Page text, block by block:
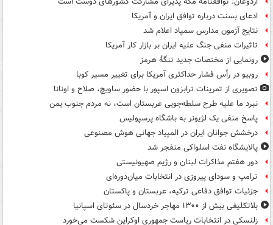
ادعای بسنت درباره توافق ایران و آمریکا
نتایج آزمون مدارس سمپاد اعلام شد
تاثیرات منفی جنگ علیه ایران بر بازار کار آمریکا
رونمایی از مختصات جدید تنگۀ هرمز
روبیو در رأس فشار حداکثری آمریکا برای تغییر مسیر کوبا
تصویری از تمرینات ترابزون اسپور با حضور ساویچ، صلاح و اونانا
نبرد ما علیه طرح سلطه‌جویی عربستان است، نه مردم جنوب یمن
پاسخ منفی یک لژیونر به باشگاه پرسپولیس
درخشش جوانان ایران در المپیاد جهانی هوش مصنوعی
پالایشگاه نفت اسلواکی منفجر شد
دور هفتم مذاکرات لبنان و رژیم صهیونیستی
ترامپ و سودای پیروزی در انتخابات میان‌دوره‌ای
جزئیات توافق دفاعی ترکیه، عربستان و پاکستان
بلاتکلیفی بیش از ۱۳۰۰ مهاجر خردسال در سئوتای اسپانیا
زلنسکی در انتخابات ریاست جمهوری اوکراین شکست می‌خورد